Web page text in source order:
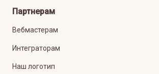
Партнерам
Вебмастерам
Интеграторам
Наш логотип